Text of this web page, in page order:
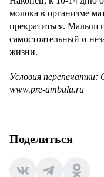
молока в организме
прекратиться. Малыш
самостоятельный и
жизни.
Условия перепечатки:
www.pre-ambula.ru
Поделиться